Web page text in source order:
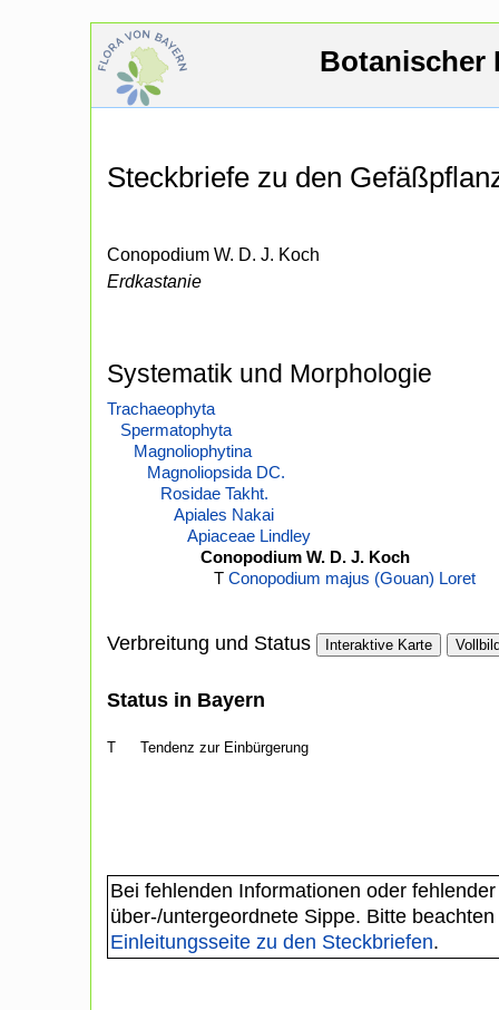
Botanischer
Steckbriefe zu den
Conopodium W. D. J. Koch
Erdkastanie
Systematik und Morphologie
Trachaeophyta
Spermatophyta
Magnoliophytina
Magnoliopsida DC.
Rosidae Takht.
Apiales Nakai
Apiaceae Lindley
Conopodium W. D. J. Koch
T Conopodium majus (Gouan) Loret
Verbreitung und Status Interaktive Karte
Status in Bayern
T Tendenz zur Einbürgerung
Bei fehlenden Informationen oder
über-/untergeordnete Sippe. Bitte
Einleitungsseite zu den Steckbriefen.